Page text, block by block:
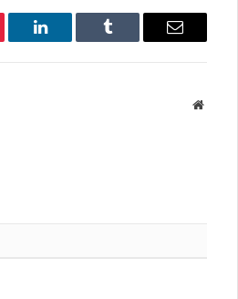
LinkedIn Tumblr Email
Website